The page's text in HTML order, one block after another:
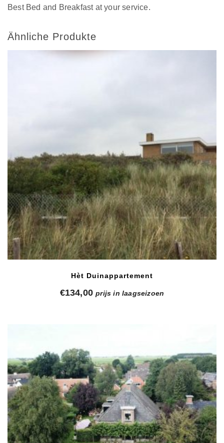
Best Bed and Breakfast at your service.
Ähnliche Produkte
Hèt Duinappartement
€134,00 prijs in laagseizoen